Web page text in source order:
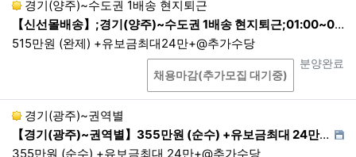
제5조. 개인정보의 파기 절차 및 방법
회사는 개인정보의 수집 및 이용목적이 달성되거나 보유기간
만료 시 해당 개인정보를 파기합니다. 파기절차 및 방법은 다음
과 같습니다. 단, 다른 법령에 의하여 해당 개인정보를 보존하
여야 하는 경우는 예외로 합니다.
파기절차
이용자가 입력한 정보는 목적 달성 후 별도의 데이터베이스
에 옮겨져(종이의 경우 별도의 서류) 내부 방침 및 기타 관련
경기(양주)~수도권 1배송 현지퇴근
【신선몰배송】;경기(양주)~수도권 1배송 현지퇴근;01:00~09:00 1배송 현지퇴근
515만원 (완제) +유보금최대24만+@추가수당
진행상태
분양완료
상담
채용마감(추가모집 대기중)
경기(광주)~권역별
【경기(광주)~권역별】355만원 (순수) +유보금최대 24만+@추가수당,친환경새벽배송 물품(박스포장),01:30~06:00 1배송 현지퇴근
355만원 (순수) +유보금최대 24만+@추가수당